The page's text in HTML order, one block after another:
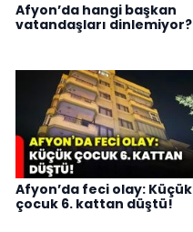
Afyon’da hangi başkan
vatandaşları dinlemiyor?
Afyon’da feci olay: Küçük
çocuk 6. kattan düştü!